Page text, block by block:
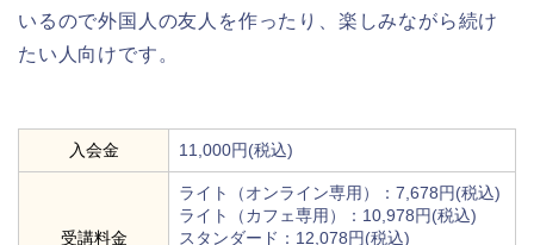
いるので外国人の友人を作ったり、楽しみながら続け
たい人向けです。
入会金 11,000円(税込)
受講料金
ライト（オンライン専用）：7,678円(税込)
ライト（カフェ専用）：10,978円(税込)
スタンダード：12,078円(税込)